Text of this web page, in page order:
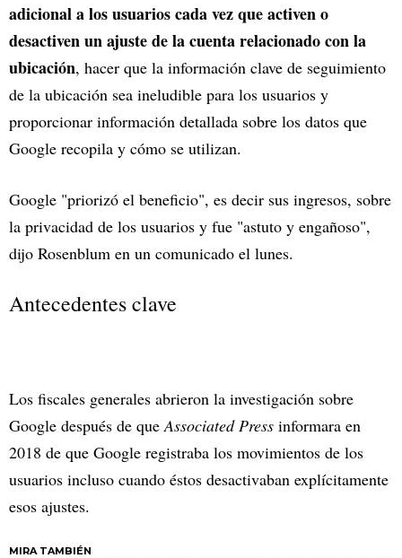
adicional a los usuarios cada vez que activen o
desactiven un ajuste de la cuenta relacionado con la
ubicación, hacer que la información clave de seguimiento
de la ubicación sea ineludible para los usuarios y
proporcionar información detallada sobre los datos que
Google recopila y cómo se utilizan.
Google "priorizó el beneficio", es decir sus ingresos, sobre
la privacidad de los usuarios y fue "astuto y engañoso",
dijo Rosenblum en un comunicado el lunes.
Antecedentes clave
Los fiscales generales abrieron la investigación sobre
Google después de queAssociated Press informara en
2018 de que Google registraba los movimientos de los
usuarios incluso cuando éstos desactivaban explícitamente
esos ajustes.
MIRA TAMBIÉN